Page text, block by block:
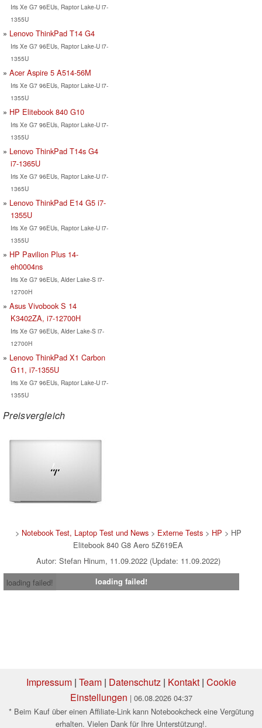
Iris Xe G7 96EUs, Raptor Lake-U i7-
1355U
Lenovo ThinkPad T14 G4
Iris Xe G7 96EUs, Raptor Lake-U i7-
1355U
Acer Aspire 5 A514-56M
Iris Xe G7 96EUs, Raptor Lake-U i7-
1355U
HP Elitebook 840 G10
Iris Xe G7 96EUs, Raptor Lake-U i7-
1355U
Lenovo ThinkPad T14s G4
i7-1365U
Iris Xe G7 96EUs, Raptor Lake-U i7-
1365U
Lenovo ThinkPad E14 G5 i7-
1355U
Iris Xe G7 96EUs, Raptor Lake-U i7-
1355U
HP Pavilion Plus 14-
eh0004ns
Iris Xe G7 96EUs, Alder Lake-S i7-
12700H
Asus Vivobook S 14
K3402ZA, i7-12700H
Iris Xe G7 96EUs, Alder Lake-S i7-
12700H
Lenovo ThinkPad X1 Carbon
G11, i7-1355U
Iris Xe G7 96EUs, Raptor Lake-U i7-
1355U
Preisvergleich
> Notebook Test, Laptop Test und News> Externe Tests> HP > HP
Elitebook 840 G8 Aero 5Z619EA
Autor: Stefan Hinum, 11.09.2022 (Update: 11.09.2022)
loading failed!
loading failed!
Impressum| Team| Datenschutz | Kontakt| Cookie
Einstellungen | 06.08.2026 04:37
* Beim Kauf über einen Affiliate-Link kann Notebookcheck eine Vergütung
erhalten. Vielen Dank für Ihre Unterstützung!.